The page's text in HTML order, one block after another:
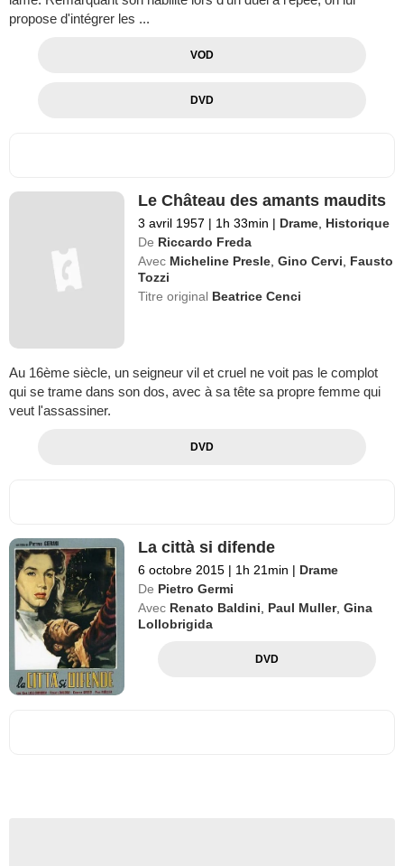
propose d'intégrer les ...
VOD
DVD
Le Château des amants maudits
3 avril 1957 | 1h 33min | Drame Historique
De Riccardo Freda
Avec Micheline Presle ,Gino Cervi
Fausto
Tozzi
Titre original Beatrice Cenci
Au 16ème siècle, un seigneur vil et cruel ne voit pas le complot
qui se trame dans son dos, avec à sa tête sa propre femme qui
veut l'assassiner.
DVD
La città si difende
6 octobre 2015 | 1h 21min | Drame
De Pietro Germi
Avec Renato Baldini, Paul Muller,Gina
Lollobrigida
DVD